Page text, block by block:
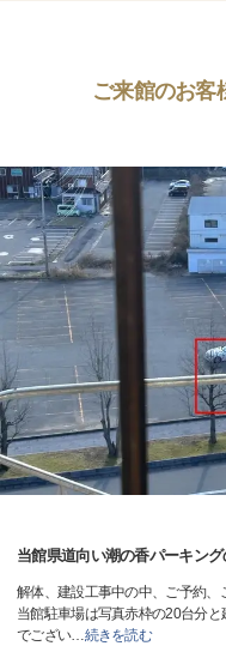
ご来館のお客
当館県道向い潮の香パーキン
解体、建設工事中の中、ご予約、
当館駐車場は写真赤枠の20台分
でござい…続きを読む